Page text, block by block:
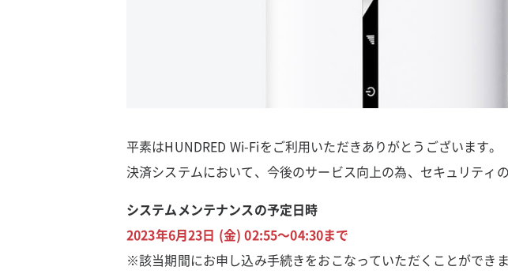
平素はHUNDRED Wi-Fiをご利用いただきありがとうございます。
決済システムにおいて、今後のサービス向上の為、セキュリティ
システムメンテナンスの予定日時
2023年6月23日 (金) 02:55～04:30まで
※該当期間にお申し込み手続きをおこなっていただくことができま